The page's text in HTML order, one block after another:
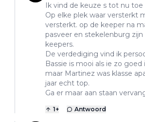
Ik vind de keuze s tot nu toe
Op elke plek waar versterkt
versterkt. op de keeper na
pasveer en stekelenburg
keepers.
De verdediging vind ik
Bassie is mooi als ie zo goed
maar Martinez was klasse
jaar echt top.
Ga er maar aan staan
1+ Antwoord